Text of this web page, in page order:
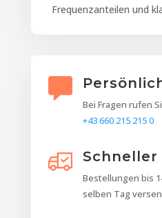
Frequenzanteilen und
Bei Fragen rufen
+43 660 215 215 0
Schneller
Bestellungen bis
selben Tag